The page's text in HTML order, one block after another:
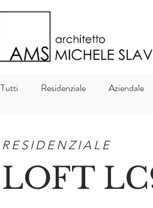
Tutti Residenziale Aziendale
RESIDENZIALE
LOFT